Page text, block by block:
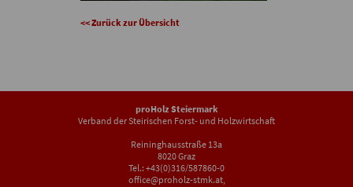
<< Zurück zur Übersicht
proHolz Steiermark
Verband der Steirischen Forst- und Holzwirtschaft
Reininghausstraße 13a
8020 Graz
Tel.: +43(0)316/587860-0
office@proholz-stmk.at,